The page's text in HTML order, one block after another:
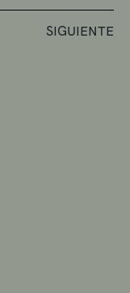
SIGUIENTE